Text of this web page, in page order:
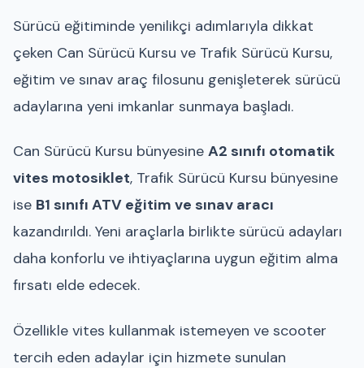
Sürücü eğitiminde yenilikçi adımlarıyla dikkat
çeken Can Sürücü Kursu ve Trafik Sürücü Kursu,
eğitim ve sınav araç filosunu genişleterek sürücü
adaylarına yeni imkanlar sunmaya başladı.
Can Sürücü Kursu bünyesine A2 sınıfı otomatik
vites motosiklet, Trafik Sürücü Kursu bünyesine
ise B1 sınıfı ATV eğitim ve sınav aracı
kazandırıldı. Yeni araçlarla birlikte sürücü adayları
daha konforlu ve ihtiyaçlarına uygun eğitim alma
fırsatı elde edecek.
Özellikle vites kullanmak istemeyen ve scooter
tercih eden adaylar için hizmete sunulan